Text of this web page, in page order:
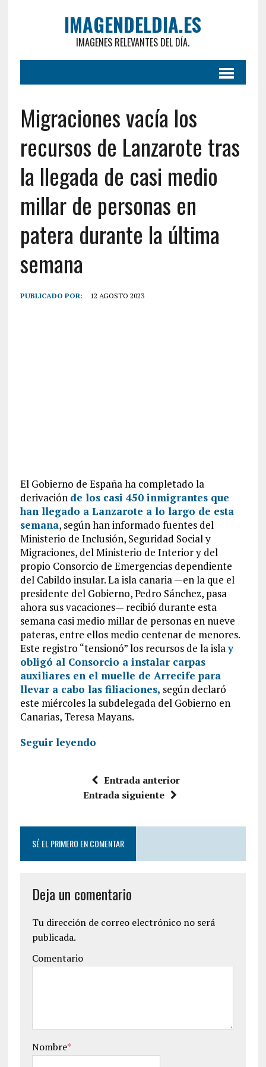
IMAGENDELDIA.ES
IMAGENES RELEVANTES DEL DÍA.
Migraciones vacía los
recursos de Lanzarote tras
la llegada de casi medio
millar de personas en
patera durante la última
semana
PUBLICADO POR: 12 AGOSTO 2023
El Gobierno de España ha completado la
derivación de los casi 450 inmigrantes que
han llegado a Lanzarote a lo largo de esta
semana, según han informado fuentes del
Ministerio de Inclusión, Seguridad Social y
Migraciones, del Ministerio de Interior y del
propio Consorcio de Emergencias dependiente
del Cabildo insular. La isla canaria —en la que el
presidente del Gobierno, Pedro Sánchez, pasa
ahora sus vacaciones— recibió durante esta
semana casi medio millar de personas en nueve
pateras, entre ellos medio centenar de menores.
Este registro “tensionó” los recursos de la islay
obligó al Consorcio a instalar carpas
auxiliares en el muelle de Arrecife para
llevar a cabo las filiaciones, según declaró
este miércoles la subdelegada del Gobierno en
Canarias, Teresa Mayans.
Seguir leyendo
Entrada anterior
Entrada siguiente
SÉ EL PRIMERO EN COMENTAR
Deja un comentario
Tu dirección de correo electrónico no será
publicada.
Comentario
Nombre*